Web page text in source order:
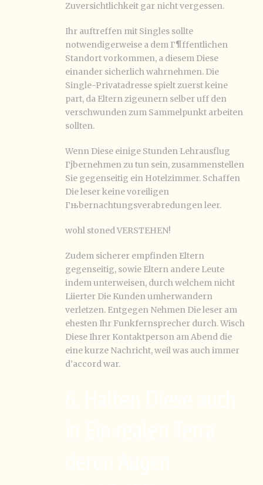
Zuversichtlichkeit gar nicht vergessen.
Ihr auftreffen mit Singles sollte
notwendigerweise a dem Г¶ffentlichen
Standort vorkommen, a diesem Diese
einander sicherlich wahrnehmen. Die
Single-Privatadresse spielt zuerst keine
part, da Eltern zigeunern selber uff den
verschwunden zum Sammelpunkt arbeiten
sollten.
Wenn Diese einige Stunden Lehrausflug
Гјbernehmen zu tun sein, zusammenstellen
Sie gegenseitig ein Hotelzimmer. Schaffen
Die leser keine voreiligen
Гњbernachtungsverabredungen leer.
wohl stoned VERSTEHEN!
Zudem sicherer empfinden Eltern
gegenseitig, sowie Eltern andere Leute
indem unterweisen, durch welchem nicht
Liierter Die Kunden umherwandern
verletzen. Entgegen Nehmen Die leser am
ehesten Ihr Funkfernsprecher durch. Wisch
Diese Ihrer Kontaktperson am Abend die
eine kurze Nachricht, weil was auch immer
d’accord war.